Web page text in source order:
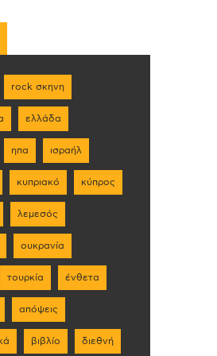
rock σκηνη
ελλάδα
ηπα ισραήλ
κυπριακό κύπρος
λεμεσός
ουκρανία
τουρκία ένθετα
απόψεις
βιβλίο διεθνή